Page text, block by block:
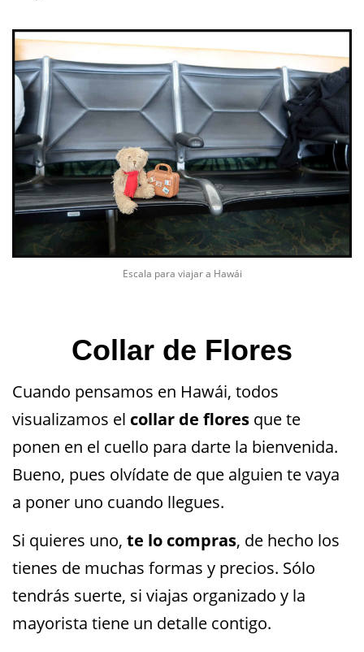
Escala para viajar a Hawái
Collar de Flores
Cuando pensamos en Hawái, todos
visualizamos el collar de flores que te
ponen en el cuello para darte la bienvenida.
Bueno, pues olvídate de que alguien te vaya
a poner uno cuando llegues.
Si quieres uno, te lo compras, de hecho los
tienes de muchas formas y precios. Sólo
tendrás suerte, si viajas organizado y la
mayorista tiene un detalle contigo.